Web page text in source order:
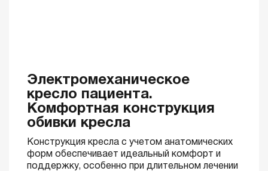
Электромеханическое
кресло пациента.
Комфортная конструкция
обивки кресла
Конструкция кресла с учетом анатомических
форм обеспечивает идеальный комфорт и
поддержку, особенно при длительном лечении